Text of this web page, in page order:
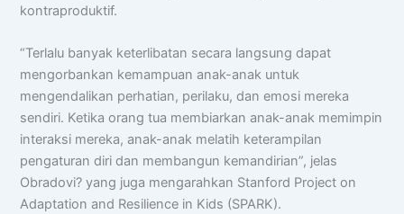
kontraproduktif.
“Terlalu banyak keterlibatan secara langsung dapat
mengorbankan kemampuan anak-anak untuk
mengendalikan perhatian, perilaku, dan emosi mereka
sendiri. Ketika orang tua membiarkan anak-anak memimpin
interaksi mereka, anak-anak melatih keterampilan
pengaturan diri dan membangun kemandirian”, jelas
Obradovi? yang juga mengarahkan Stanford Project on
Adaptation and Resilience in Kids (SPARK).